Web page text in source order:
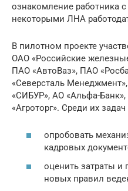
ознакомление работника
некоторыми ЛНА
В пилотном проекте
ОАО «Российские
ПАО «АвтоВаз», ПАО
«Северсталь
«СИБУР», АО «Альфа-
«Агроторг». Среди их
опробовать
кадровых
оценить затраты
новых правил